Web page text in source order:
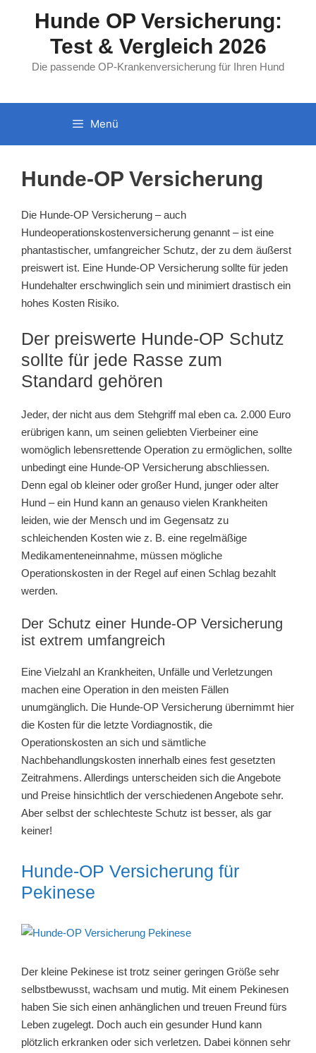
Hunde OP Versicherung:
Test & Vergleich 2026
Die passende OP-Krankenversicherung für Ihren Hund
Menü
Hunde-OP Versicherung
Die Hunde-OP Versicherung – auch
Hundeoperationskostenversicherung genannt – ist eine
phantastischer, umfangreicher Schutz, der zu dem äußerst
preiswert ist. Eine Hunde-OP Versicherung sollte für jeden
Hundehalter erschwinglich sein und minimiert drastisch ein
hohes Kosten Risiko.
Der preiswerte Hunde-OP Schutz
sollte für jede Rasse zum
Standard gehören
Jeder, der nicht aus dem Stehgriff mal eben ca. 2.000 Euro
erübrigen kann, um seinen geliebten Vierbeiner eine
womöglich lebensrettende Operation zu ermöglichen, sollte
unbedingt eine Hunde-OP Versicherung abschliessen.
Denn egal ob kleiner oder großer Hund, junger oder alter
Hund – ein Hund kann an genauso vielen Krankheiten
leiden, wie der Mensch und im Gegensatz zu
schleichenden Kosten wie z. B. eine regelmäßige
Medikamenteneinnahme, müssen mögliche
Operationskosten in der Regel auf einen Schlag bezahlt
werden.
Der Schutz einer Hunde-OP Versicherung
ist extrem umfangreich
Eine Vielzahl an Krankheiten, Unfälle und Verletzungen
machen eine Operation in den meisten Fällen
unumgänglich. Die Hunde-OP Versicherung übernimmt hier
die Kosten für die letzte Vordiagnostik, die
Operationskosten an sich und sämtliche
Nachbehandlungskosten innerhalb eines fest gesetzten
Zeitrahmens. Allerdings unterscheiden sich die Angebote
und Preise hinsichtlich der verschiedenen Angebote sehr.
Aber selbst der schlechteste Schutz ist besser, als gar
keiner!
Hunde-OP Versicherung für
Pekinese
Der kleine Pekinese ist trotz seiner geringen Größe sehr
selbstbewusst, wachsam und mutig. Mit einem Pekinesen
haben Sie sich einen anhänglichen und treuen Freund fürs
Leben zugelegt. Doch auch ein gesunder Hund kann
plötzlich erkranken oder sich verletzen. Dabei können sehr